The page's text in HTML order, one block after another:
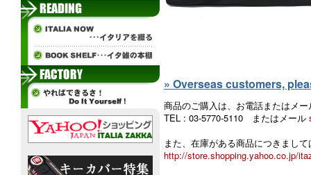
» Overseas customers,
商品のご購入は、お電話またはメ
TEL : 03-5770-5110 またはメール
また、在庫がある商品につきまし
http://store.shopping.yahoo.co.jp/